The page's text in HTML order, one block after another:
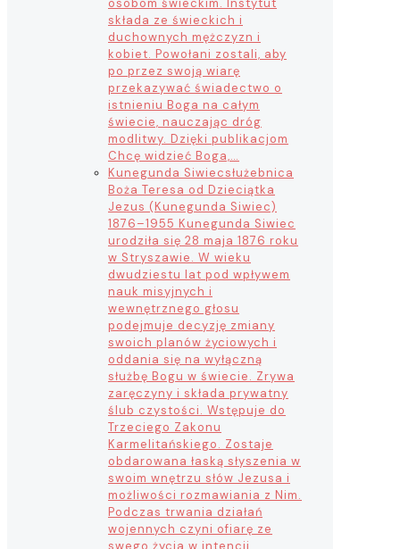
składa ze świeckich i
duchownych mężczyzn i
kobiet. Powołani zostali, aby
po przez swoją wiarę
przekazywać świadectwo o
istnieniu Boga na całym
świecie, nauczając dróg
modlitwy. Dzięki publikacjom
Chcę widzieć Boga,…
Kunegunda Siwiecsłużebnica
Boża Teresa od Dzieciątka
Jezus (Kunegunda Siwiec)
1876–1955 Kunegunda Siwiec
urodziła się 28 maja 1876 roku
w Stryszawie. W wieku
dwudziestu lat pod wpływem
nauk misyjnych i
wewnętrznego głosu
podejmuje decyzję zmiany
swoich planów życiowych i
oddania się na wyłączną
służbę Bogu w świecie. Zrywa
zaręczyny i składa prywatny
ślub czystości. Wstępuje do
Trzeciego Zakonu
Karmelitańskiego. Zostaje
obdarowana łaską słyszenia w
swoim wnętrzu słów Jezusa i
możliwości rozmawiania z Nim.
Podczas trwania działań
wojennych czyni ofiarę ze
swego życia w intencji